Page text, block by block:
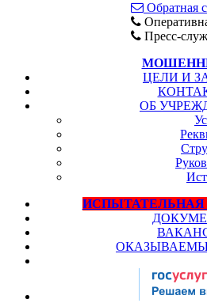
Обратная
Пресс-
ЦЕЛИ И
ОБ
ИСПЫТАТЕЛЬНАЯ